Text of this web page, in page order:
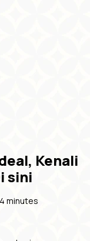
Kenali
sini
4 minutes